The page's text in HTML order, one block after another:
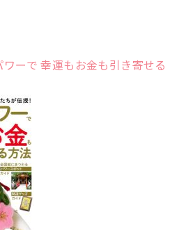
ーで 幸運もお金も引き寄せる